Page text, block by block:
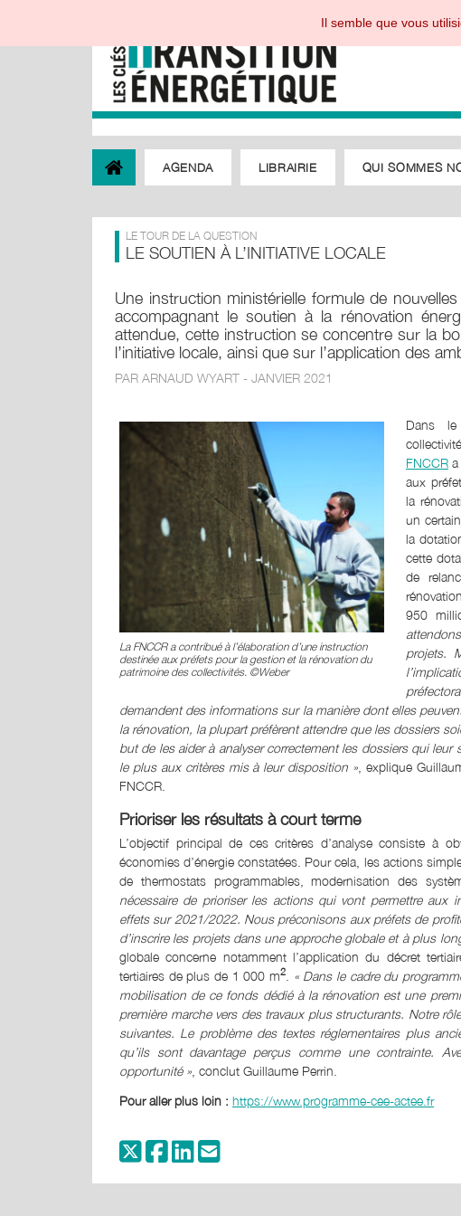
AGENDA LIBRAIRIE QUI SOMMES
LE TOUR DE LA QUESTION
LE SOUTIEN À L’INITIATIVE LOCALE
Une instruction ministérielle formule de
accompagnant le soutien à la rénovation
attendue, cette instruction se concentre sur la
l’initiative locale, ainsi que sur l’application des
PAR ARNAUD WYART - JANVIER 2021
La FNCCR a contribué à l’élaboration d’une instruction
destinée aux préfets pour la gestion et la rénovation du
patrimoine des collectivités. ©Weber
Dans
FNCCR
aux
la
un
la
cette
de
950
projets.
demandent des informations sur la manière dont elles
la rénovation, la plupart préfèrent attendre que les dossiers
but de les aider à analyser correctement les dossiers qui
le plus aux critères mis à leur disposition » , explique
FNCCR.
Prioriser les résultats à court terme
L’objectif principal de ces critères d’analyse consiste à
économies d’énergie constatées. Pour cela, les actions
de thermostats programmables, modernisation des
nécessaire de prioriser les actions qui vont permettre aux
effets sur 2021/2022. Nous préconisons aux préfets de
d’inscrire les projets dans une approche globale et à plus
globale concerne notamment l’application du décret
tertiaires de plus de 1 000 m2
« Dans le cadre du
mobilisation de ce fonds dédié à la rénovation est une
première marche vers des travaux plus structurants. Notre
suivantes. Le problème des textes réglementaires plus
qu’ils sont davantage perçus comme une contrainte.
opportunité » , conclut Guillaume Perrin.
Pour aller plus loin : https://www.programme-cee-actee.fr
Il semble que vous